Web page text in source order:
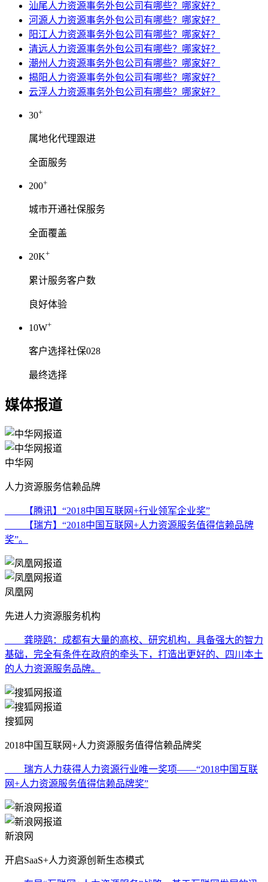
汕尾人力资源事务外包公司有哪些？哪家好？
河源人力资源事务外包公司有哪些？哪家好？
阳江人力资源事务外包公司有哪些？哪家好？
清远人力资源事务外包公司有哪些？哪家好？
潮州人力资源事务外包公司有哪些？哪家好？
揭阳人力资源事务外包公司有哪些？哪家好？
云浮人力资源事务外包公司有哪些？哪家好？
30+
属地化代理跟进
全面服务
200+
城市开通社保服务
全面覆盖
20K+
累计服务客户数
良好体验
10W+
客户选择社保028
最终选择
媒体报道
中华网
人力资源服务信赖品牌
【腾讯】“2018中国互联网+行业领军企业奖”
【瑞方】“2018中国互联网+人力资源服务值得信赖品牌
奖”。
凤凰网
先进人力资源服务机构
龚晓鸥：成都有大量的高校、研究机构，具备强大的智力
基础，完全有条件在政府的牵头下，打造出更好的、四川本土
的人力资源服务品牌。
搜狐网
2018中国互联网+人力资源服务值得信赖品牌奖
瑞方人力获得人力资源行业唯一奖项——“2018中国互联
网+人力资源服务值得信赖品牌奖”
新浪网
开启SaaS+人力资源创新生态模式